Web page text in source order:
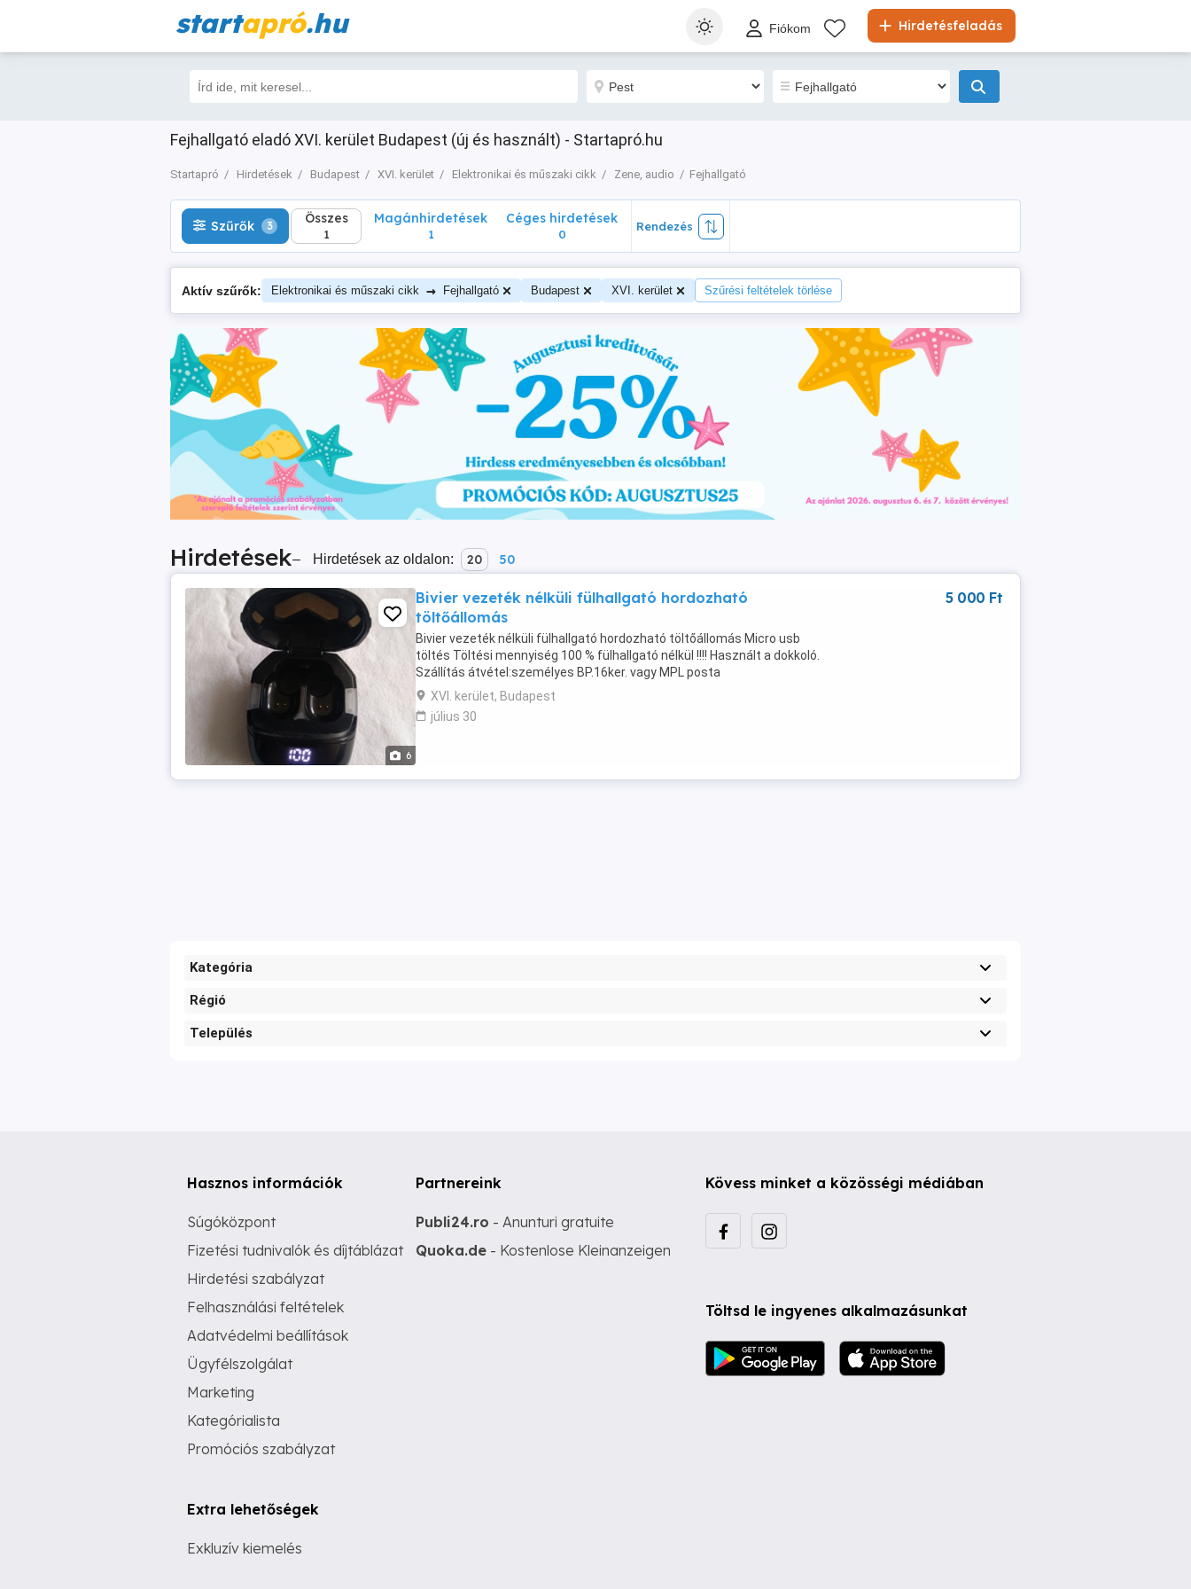
startapró.hu Hirdetésfeladás
Fiókom
Fejhallgató eladó XVI. kerület Budapest (új és használt) - Startapró.hu
Startapró Hirdetések Budapest XVI. kerület Elektronikai és műszaki cikk Zene, audio Fejhallgató
Szűrők 3 Összes
1
Szűrők 3 Összes
1
Magánhirdetések
1
Céges hirdetések
0
Rendezés
Aktív szűrők: Elektronikai és műszaki cikk → Fejhallgató Budapest XVI. kerület Szűrési feltételek törlése
Hirdetések– Hirdetések az oldalon: 20 50
6
Bivier vezeték nélküli fülhallgató hordozható
töltőállomás
Bivier vezeték nélküli fülhallgató hordozható töltőállomás Micro usb
töltés Töltési mennyiség 100 % fülhallgató nélkül !!!! Használt a dokkoló.
Szállítás átvétel:személyes BP.16ker. vagy MPL posta
XVI. kerület, Budapest
július 30
5 000 Ft
Kategória
Régió
Település
Hasznos információk
Súgóközpont
Fizetési tudnivalók és díjtáblázat
Hirdetési szabályzat
Felhasználási feltételek
Adatvédelmi beállítások
Ügyfélszolgálat
Marketing
Kategórialista
Promóciós szabályzat
Extra lehetőségek
Exkluzív kiemelés
Partnereink
Publi24.ro - Anunturi gratuite
Quoka.de - Kostenlose Kleinanzeigen
Kövess minket a közösségi médiában
Töltsd le ingyenes alkalmazásunkat